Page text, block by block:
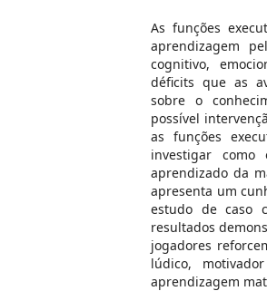
As funções
aprendizagem
cognitivo,
déficits que as
sobre o
possível
as funções
investigar
aprendizado da
apresenta um
estudo de caso
resultados
jogadores
lúdico,
aprendizagem